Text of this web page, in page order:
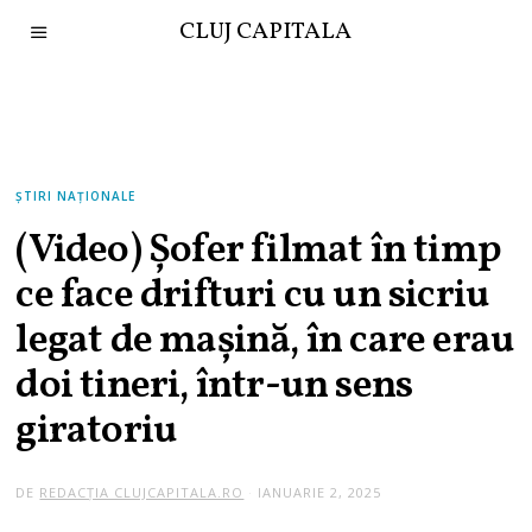
CLUJ CAPITALA
ȘTIRI NAȚIONALE
(Video) Șofer filmat în timp
ce face drifturi cu un sicriu
legat de mașină, în care erau
doi tineri, într-un sens
giratoriu
DE REDACȚIA CLUJCAPITALA.RO IANUARIE 2, 2025